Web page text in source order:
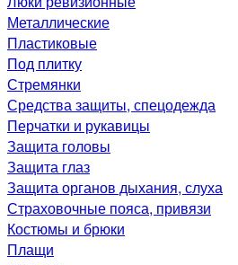
Металлические
Пластиковые
Под плитку
Стремянки
Средства защиты, спецодежда
Перчатки и рукавицы
Защита головы
Защита глаз
Защита органов дыхания, слуха
Страховочные пояса, привязи
Костюмы и брюки
Плащи